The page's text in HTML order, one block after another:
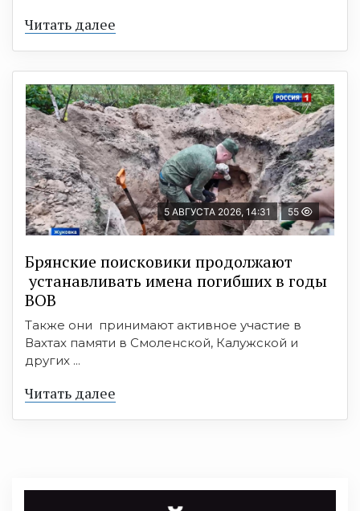
Читать далее
5 АВГУСТА 2026, 14:31 55
Брянские поисковики продолжают
устанавливать имена погибших в годы
ВОВ
Также они принимают активное участие в
Вахтах памяти в Смоленской, Калужской и
других ...
Читать далее